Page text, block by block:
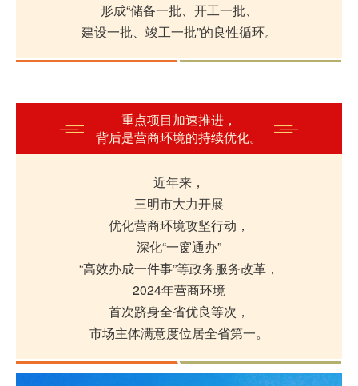
形成“储备一批、开工一批、
建设一批、竣工一批”的良性循环。
重点项目加速推进，
背后是营商环境的持续优化。
近年来，
三明市大力开展
优化营商环境攻坚行动，
深化“一窗通办”
“高效办成一件事”等政务服务改革，
2024年营商环境
首次跻身全省优良等次，
市场主体满意度位居全省第一。